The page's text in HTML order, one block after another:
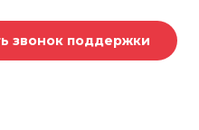
звонок поддержки